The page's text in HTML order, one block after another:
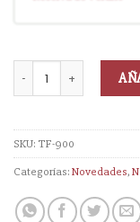
SKU: TF-900
Categorías:Novedades,